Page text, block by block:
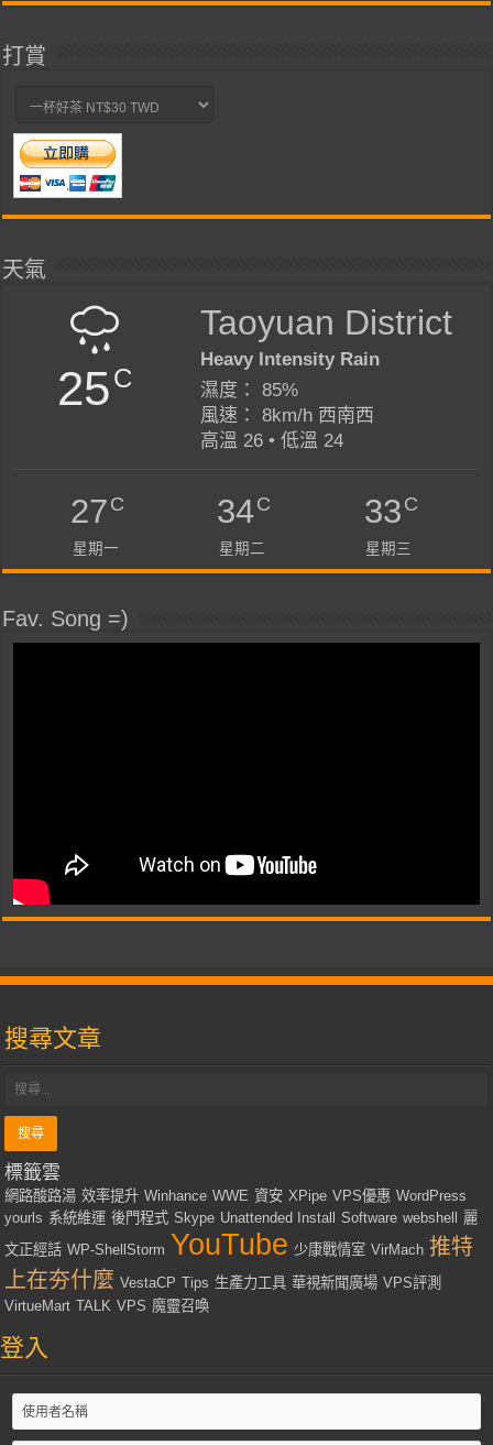
打賞
天氣
25C
Taoyuan District
Heavy Intensity Rain
濕度： 85%
風速： 8km/h 西南西
高溫 26 • 低溫 24
27C
星期一
34C
星期二
33C
星期三
Fav. Song =)
搜尋文章
標籤雲
網路酸路湯 效率提升 Winhance WWE 資安 XPipe VPS優惠 WordPress
yourls 系統維運 後門程式 Skype Unattended Install Software webshell 麗
文正經話 WP-ShellStorm YouTube 少康戰情室 VirMach 推特
上在夯什麼 VestaCP Tips 生產力工具 華視新聞廣場 VPS評測
VirtueMart TALK VPS 魔靈召喚
登入